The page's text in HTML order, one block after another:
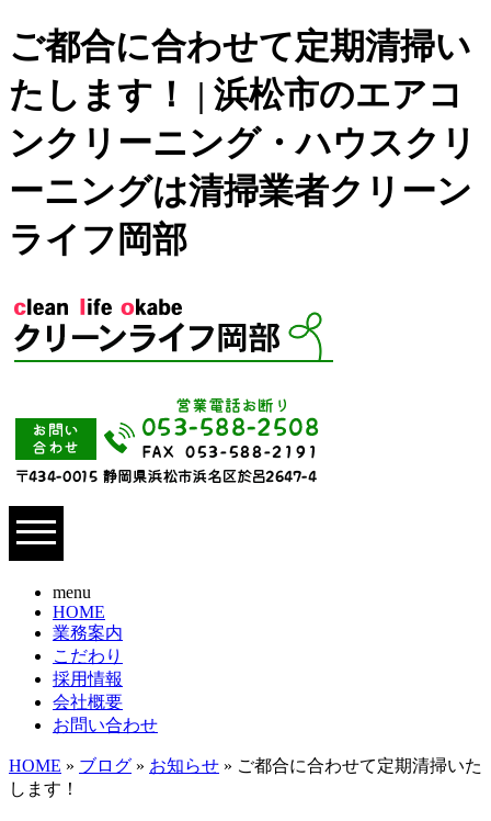
ご都合に合わせて定期清掃い
たします！ | 浜松市のエアコ
ンクリーニング・ハウスクリ
ーニングは清掃業者クリーン
ライフ岡部
menu
HOME
業務案内
こだわり
採用情報
会社概要
お問い合わせ
HOME » ブログ » お知らせ » ご都合に合わせて定期清掃いた
します！